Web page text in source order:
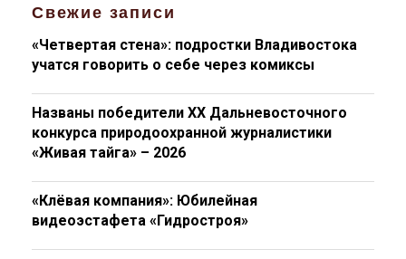
Свежие записи
«Четвертая стена»: подростки Владивостока
учатся говорить о себе через комиксы
Названы победители XX Дальневосточного
конкурса природоохранной журналистики
«Живая тайга» – 2026
«Клёвая компания»: Юбилейная
видеоэстафета «Гидростроя»